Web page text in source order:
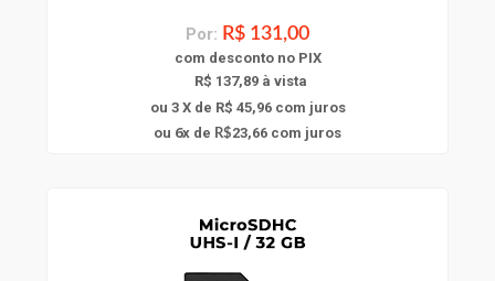
Por: R$ 131,00
com desconto no PIX
R$ 137,89 à vista
ou 3 X de R$ 45,96com juros
ou 6x de R$23,66 com juros